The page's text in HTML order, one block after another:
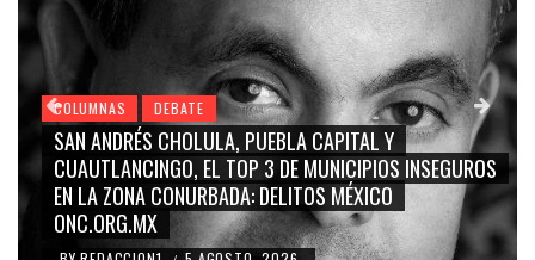
INSEGUROS
COLUMNAS DEBATE
GRACE PALOMARES, NAY SALVATORI, SERGIO
CARMEN SALINAS “LA CORCHOLATA”,
BLANCO, SILVIA PINAL: LA TRIVIALIZACIÓN Y
RIDICULIZACIÓN DE LA REPRESENTACIÓN